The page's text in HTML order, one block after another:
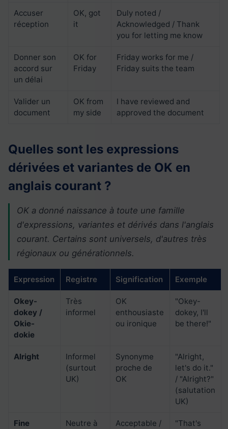
Accuser
réception
OK, got
it
Duly noted /
Acknowledged / Thank
you for letting me know
Donner son
accord sur
un délai
OK for
Friday
Friday works for me /
Friday suits the team
Valider un
document
OK from
my side
I have reviewed and
approved the document
Quelles sont les expressions
dérivées et variantes de OK en
anglais courant ?
OK a donné naissance à toute une famille
d'expressions, variantes et dérivés dans l'anglais
courant. Certains sont universels, d'autres très
régionaux ou générationnels.
Expression Registre Signification Exemple
Okey-
dokey /
Okie-
dokie
Très
informel
OK
enthousiaste
ou ironique
"Okey-
dokey, I'll
be there!"
Alright
Informel
(surtout
UK)
Synonyme
proche de
OK
"Alright,
let's do it."
/ "Alright?"
(salutation
UK)
Fine
Neutre à
Acceptable /
"That's